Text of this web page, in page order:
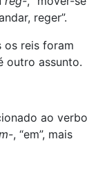
reger”.
os reis foram
outro assunto.
ao verbo
, “em”, mais